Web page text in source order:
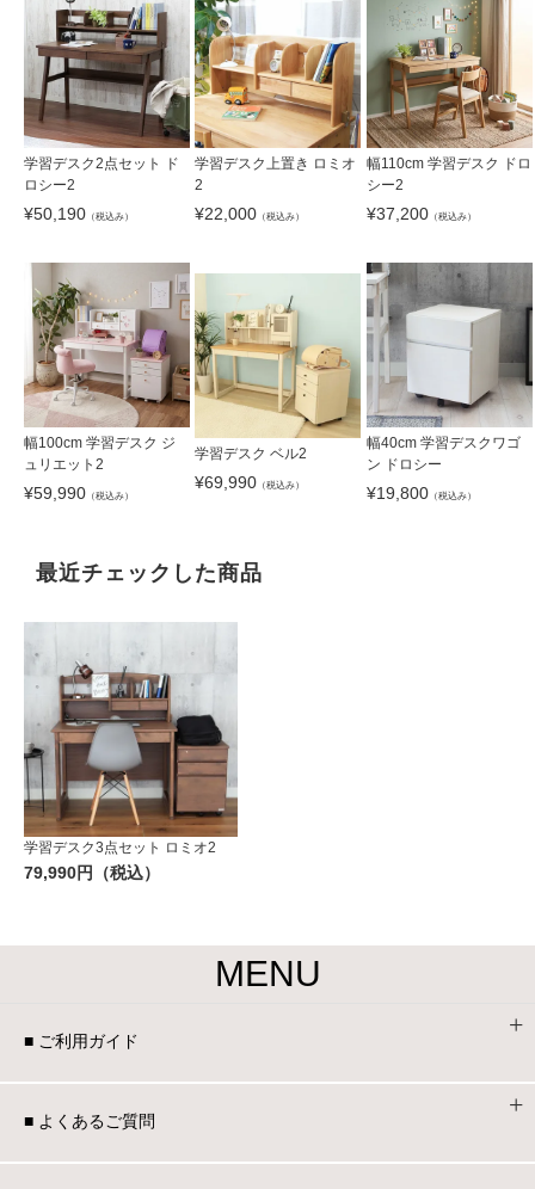
学習デスク2点セット ド
ロシー2
¥50,190 （税込み）
学習デスク上置き ロミオ
2
¥22,000 （税込み）
幅110cm 学習デスク ドロ
シー2
¥37,200（税込み）
幅100cm 学習デスク ジ
ュリエット2
¥59,990 （税込み）
学習デスク ベル2
¥69,990 （税込み）
幅40cm 学習デスクワゴ
ン ドロシー
¥19,800（税込み）
最近チェックした商品
学習デスク3点セット ロミオ2
79,990円（税込）
MENU
■ ご利用ガイド
■ よくあるご質問